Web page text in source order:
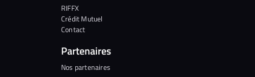
RIFFX
Crédit Mutuel
Contact
Partenaires
Nos partenaires